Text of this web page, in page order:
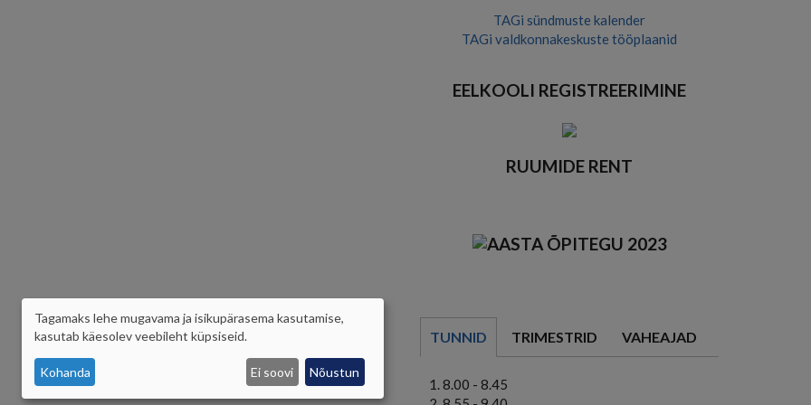
TAGi sündmuste kalender
TAGi valdkonnakeskuste tööplaanid
EELKOOLI REGISTREERIMINE
RUUMIDE RENT
TUNNID TRIMESTRID VAHEAJAD
8.00 - 8.45
ISIKUANDMETE
JA
Tagamaks lehe mugavama ja isikupärasema kasutamise,
kasutab käesolev veebileht küpsiseid.
Kohanda Ei soovi Nõustun